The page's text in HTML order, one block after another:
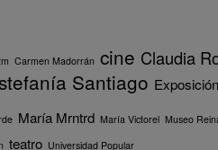
Carmen Madorrán cine Claudia
Santiago Exposición
María Mrntrd María Victorel Museo
teatro Universidad Popular